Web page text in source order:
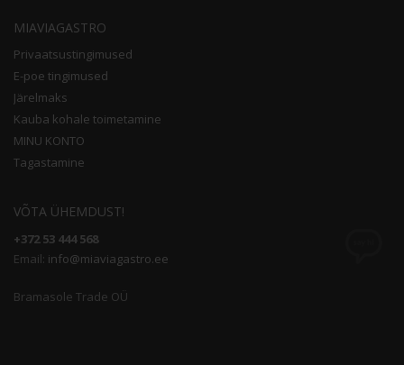
MIAVIAGASTRO
Privaatsustingimused
E-poe tingimused
Järelmaks
Kauba kohale toimetamine
MINU KONTO
Tagastamine
VÕTA ÜHEMDUST!
+372 53 444 568
Email: info@miaviagastro.ee
Bramasole Trade OÜ